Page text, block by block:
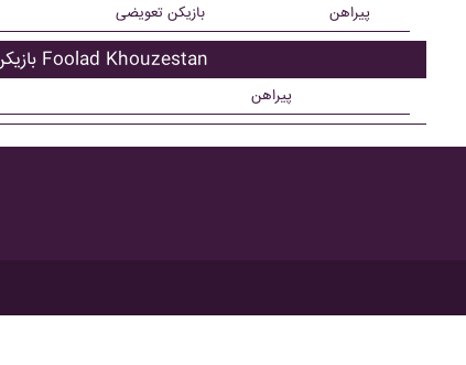
بازیکن تعویضی پیراهن
بازیکن ذحیره Foolad Khouzestan
پیراهن